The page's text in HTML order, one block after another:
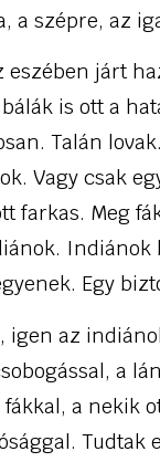
a szépre, az
eszében járt
is ott a
Talán
Vagy csak
farkas. Meg
Indiánok
Egy
igen az
a
a nekik
Tudtak